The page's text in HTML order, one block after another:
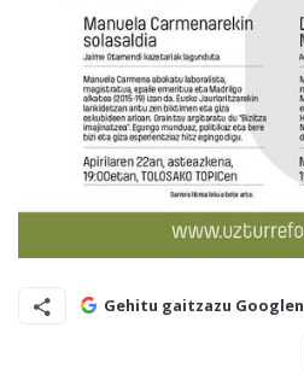
Gehitu gaitzazu Googlen